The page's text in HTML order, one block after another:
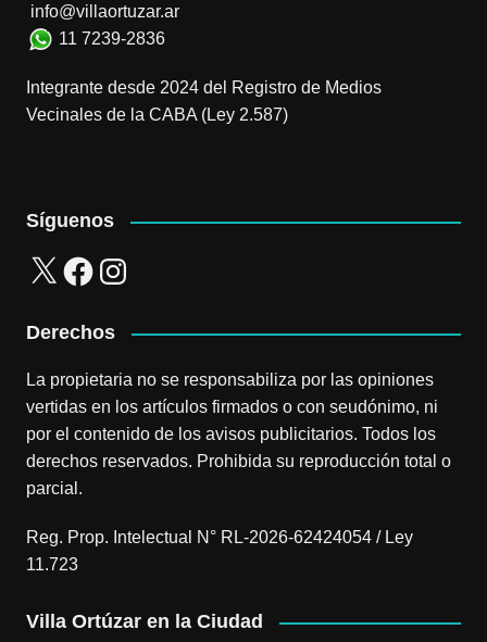
info@villaortuzar.ar
11 7239-2836
Integrante desde 2024 del Registro de Medios
Vecinales de la CABA (Ley 2.587)
Síguenos
X FacebookInstagram
Derechos
La propietaria no se responsabiliza por las opiniones
vertidas en los artículos firmados o con seudónimo, ni
por el contenido de los avisos publicitarios. Todos los
derechos reservados. Prohibida su reproducción total o
parcial.
Reg. Prop. Intelectual N° RL-2026-62424054 / Ley
11.723
Villa Ortúzar en la Ciudad